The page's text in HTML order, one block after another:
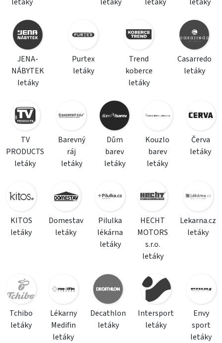
JENA-
NÁBYTEK
letáky
Purtex
letáky
Trend
koberce
letáky
Casarredo
letáky
TV
PRODUCTS
letáky
Barevný
ráj
letáky
Dům
barev
letáky
Kouzlo
barev
letáky
Červa
letáky
KITOS
letáky
Domestav
letáky
Pilulka
lékárna
letáky
HECHT
MOTORS
s.r.o.
letáky
Lekarna.cz
letáky
Tchibo
letáky
Lékarny
Medifin
letáky
Decathlon
letáky
Intersport
letáky
Envy
sport
letáky